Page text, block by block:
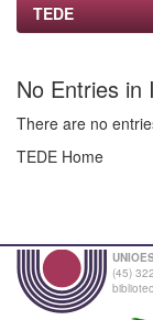
TEDE
No Entries in
There are no
TEDE Home
(45)